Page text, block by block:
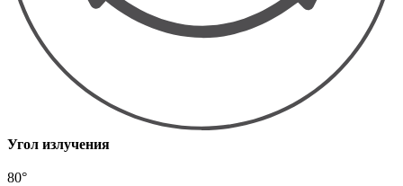
Угол излучения
80°